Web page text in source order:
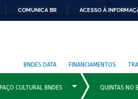
COMUNICA BR ACESSO À
BNDES DATA FINANCIAMENTOS